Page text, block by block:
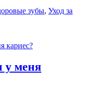
зубы, Уход за
у меня